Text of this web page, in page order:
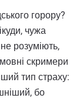
горору?
чужа
не розуміють,
скримери
тип страху:
бо